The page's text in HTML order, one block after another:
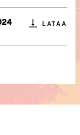
LATAA